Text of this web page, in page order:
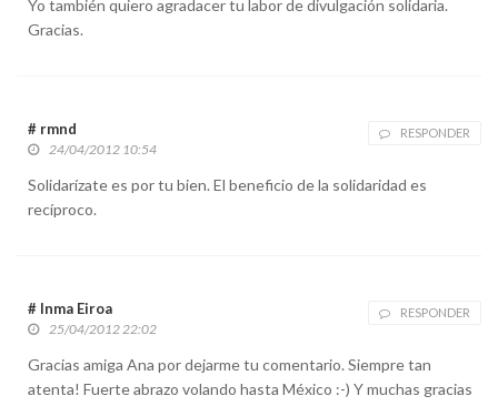
Yo también quiero agradacer tu labor de divulgación solidaria.
Gracias.
# rmnd RESPONDER
24/04/2012 10:54
Solidarízate es por tu bien. El beneficio de la solidaridad es
recíproco.
# Inma Eiroa RESPONDER
25/04/2012 22:02
Gracias amiga Ana por dejarme tu comentario. Siempre tan
atenta! Fuerte abrazo volando hasta México :-) Y muchas gracias